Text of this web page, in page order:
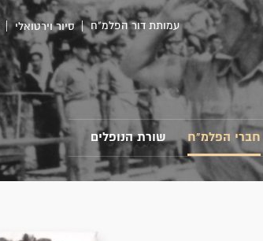
עמותת דור הפלמ"ח סיור וירטואלי
חברי הפלמ"ח שורת הנופלים